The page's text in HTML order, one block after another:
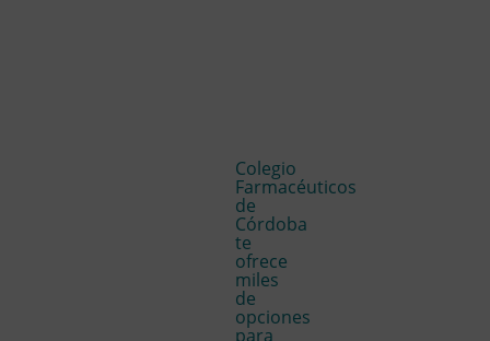
Colegio
Farmacéuticos
de
Córdoba
te
ofrece
miles
de
opciones
para